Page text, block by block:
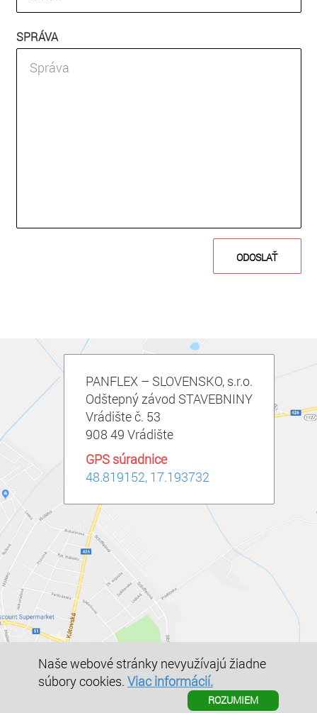
SPRÁVA
PANFLEX – SLOVENSKO, s.r.o.
Odštepný závod STAVEBNINY
Vrádište č. 53
908 49 Vrádište
GPS súradnice
48.819152, 17.193732
© PANFLEX – SLOVENSKO, s.r.o. 2019
Ochrana osobných údajov
Vytvoril – DORPS, s.r.o. 2019
Naše webové stránky nevyužívajú žiadne
súbory cookies. Viac informácií.
ROZUMIEM